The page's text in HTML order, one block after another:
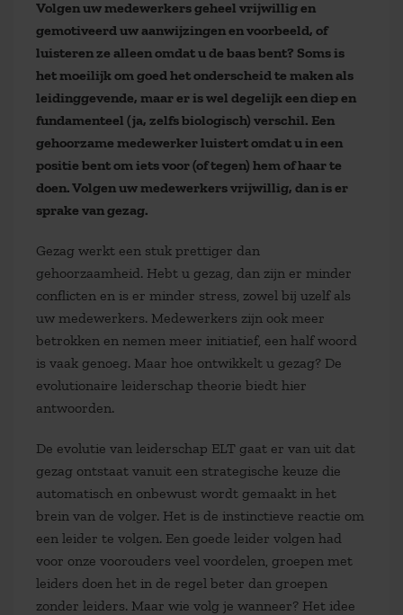
Volgen uw medewerkers geheel vrijwillig en
gemotiveerd uw aanwijzingen en voorbeeld, of
luisteren ze alleen omdat u de baas bent? Soms is
het moeilijk om goed het onderscheid te maken als
leidinggevende, maar er is wel degelijk een diep en
fundamenteel (ja, zelfs biologisch) verschil. Een
gehoorzame medewerker luistert omdat u in een
positie bent om iets voor (of tegen) hem of haar te
doen. Volgen uw medewerkers vrijwillig, dan is er
sprake van gezag.
Gezag werkt een stuk prettiger dan
gehoorzaamheid. Hebt u gezag, dan zijn er minder
conflicten en is er minder stress, zowel bij uzelf als
uw medewerkers. Medewerkers zijn ook meer
betrokken en nemen meer initiatief, een half woord
is vaak genoeg. Maar hoe ontwikkelt u gezag? De
evolutionaire leiderschap theorie biedt hier
antwoorden.
De evolutie van leiderschap ELT gaat er van uit dat
gezag ontstaat vanuit een strategische keuze die
automatisch en onbewust wordt gemaakt in het
brein van de volger. Het is de instinctieve reactie om
een leider te volgen. Een goede leider volgen had
voor onze voorouders veel voordelen, groepen met
leiders doen het in de regel beter dan groepen
zonder leiders. Maar wie volg je wanneer? Het idee